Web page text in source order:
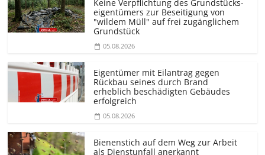
Keine Verpflichtung des Grundstücks­
eigentümers zur Beseitigung von
"wildem Müll" auf frei zugänglichem
Grundstück
05.08.2026
Eigentümer mit Eilantrag gegen
Rückbau seines durch Brand
erheblich beschädigten Gebäudes
erfolgreich
05.08.2026
Bienenstich auf dem Weg zur Arbeit
als Dienstunfall anerkannt